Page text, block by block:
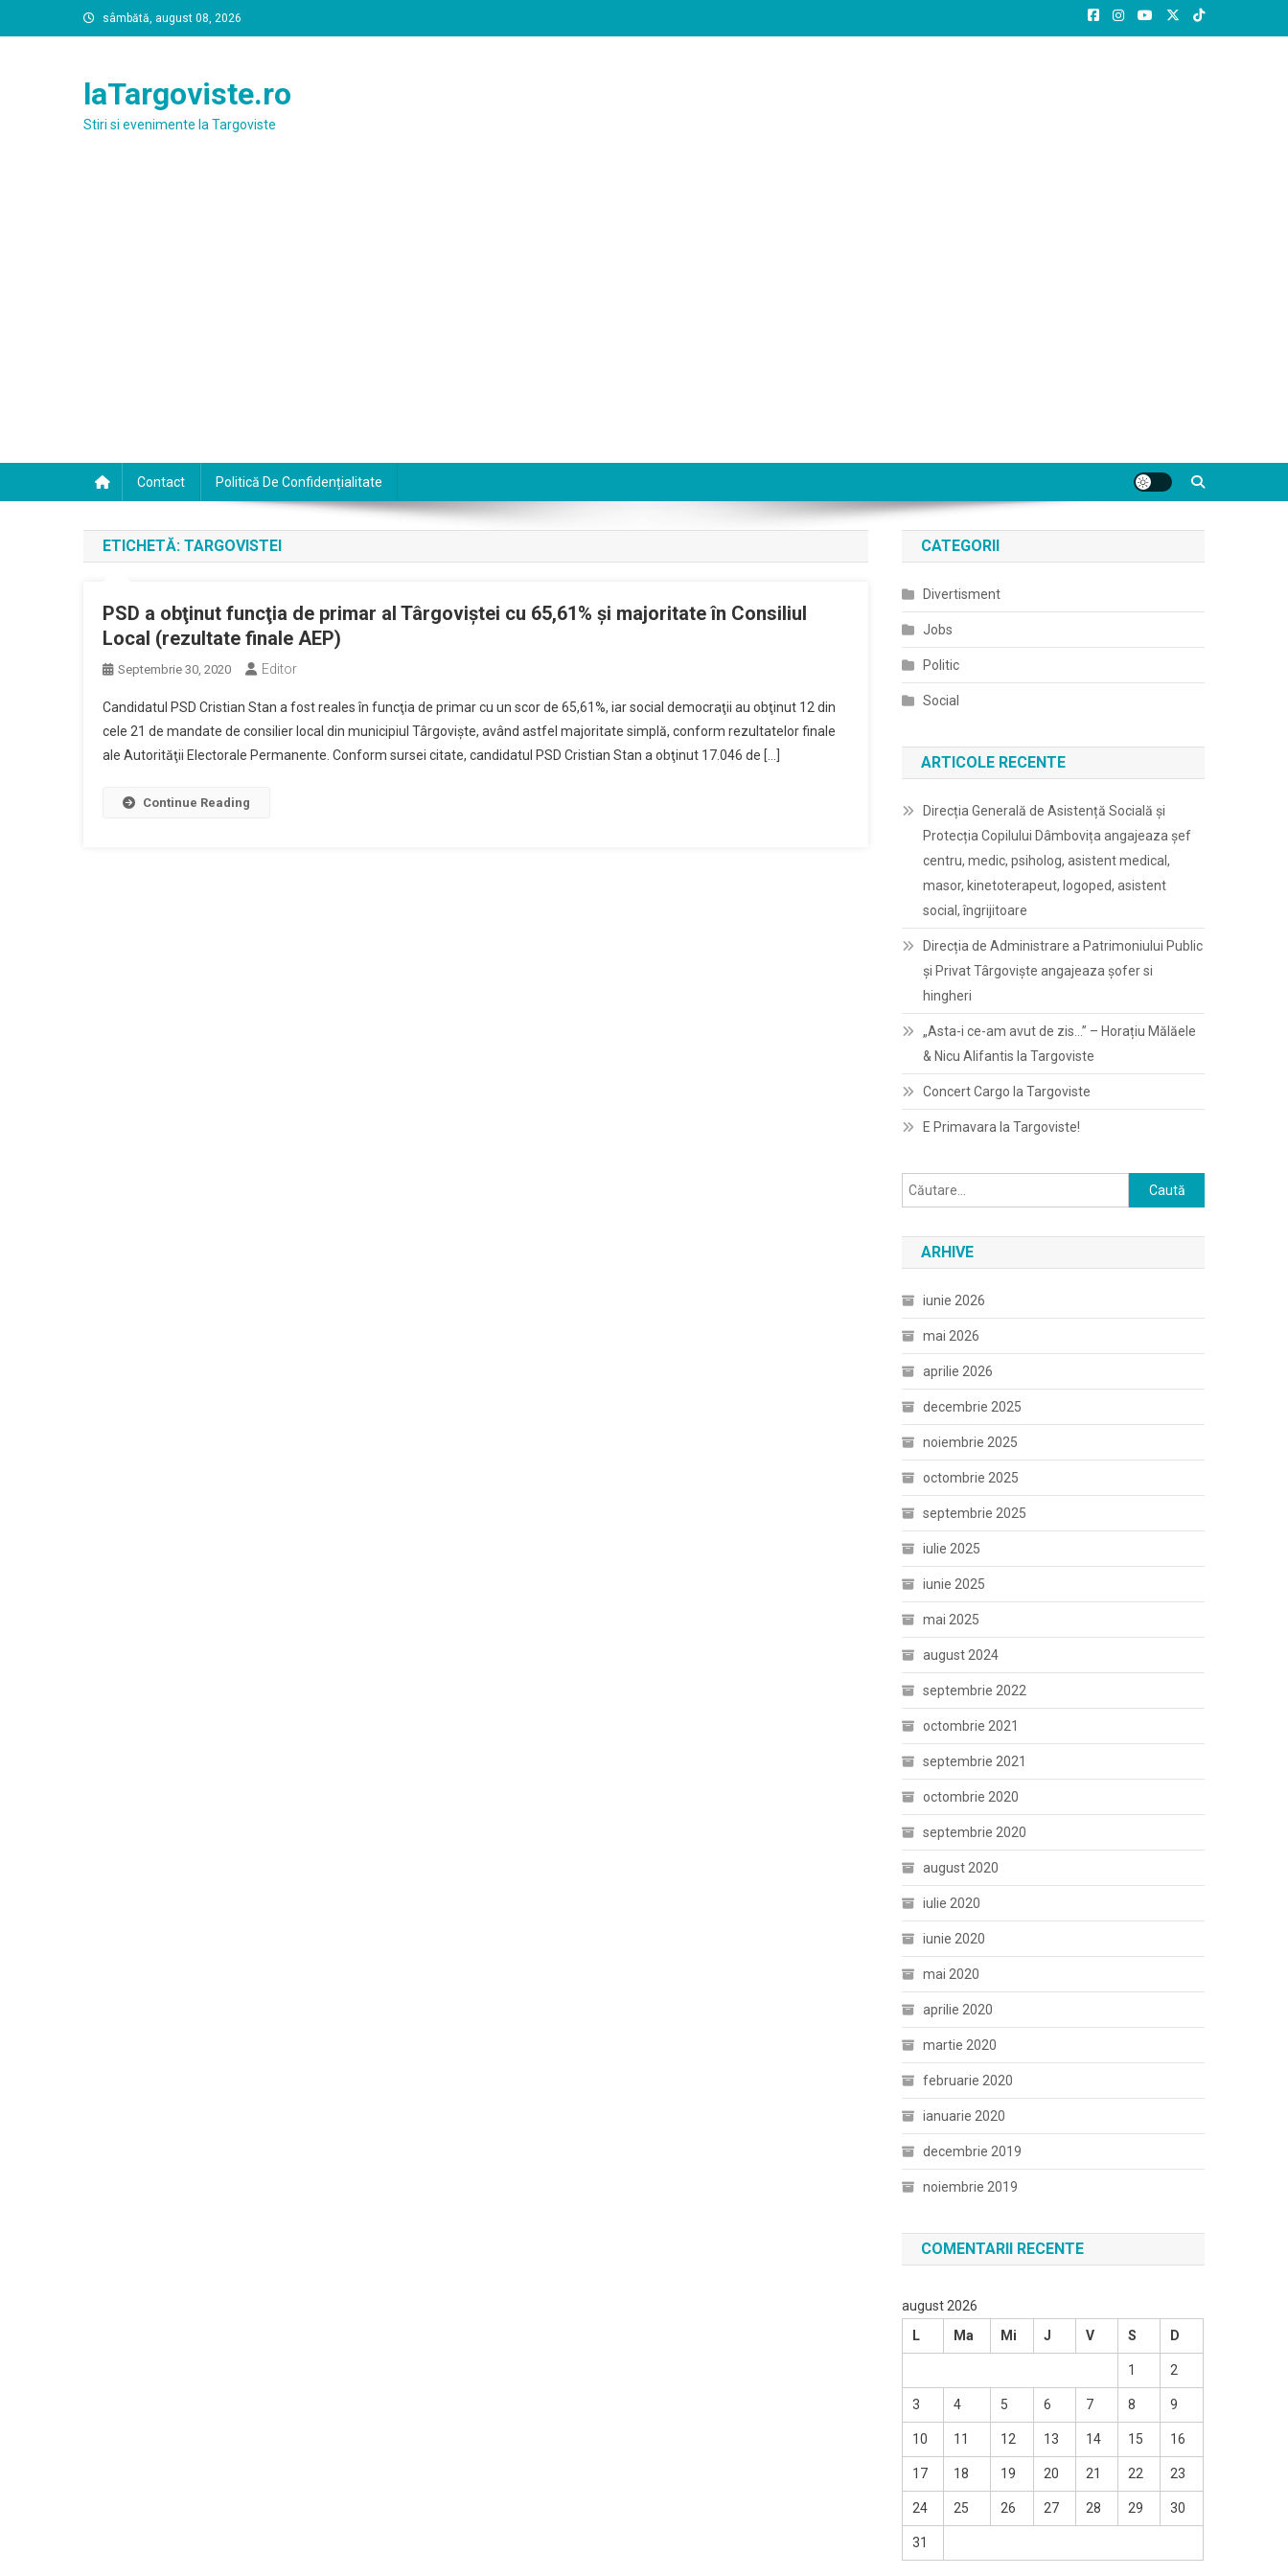
to
sâmbătă, august 08, 2026
laTargoviste.ro
Stiri si evenimente la Targoviste
Contact Politică De Confidențialitate
ETICHETĂ: TARGOVISTEI
PSD a obţinut funcţia de primar al Târgoviştei cu 65,61% şi majoritate în Consiliul
Local (rezultate finale AEP)
Septembrie 30, 2020 Editor
Candidatul PSD Cristian Stan a fost reales în funcţia de primar cu un scor de 65,61%, iar social democraţii au obţinut 12 din
cele 21 de mandate de consilier local din municipiul Târgovişte, având astfel majoritate simplă, conform rezultatelor finale
ale Autorităţii Electorale Permanente. Conform sursei citate, candidatul PSD Cristian Stan a obţinut 17.046 de […]
Continue Reading
CATEGORII
Divertisment
Jobs
Politic
Social
ARTICOLE RECENTE
Direcția Generală de Asistență Socială și
Protecția Copilului Dâmbovița angajeaza șef
centru, medic, psiholog, asistent medical,
masor, kinetoterapeut, logoped, asistent
social, îngrijitoare
Direcția de Administrare a Patrimoniului Public
și Privat Târgoviște angajeaza șofer si
hingheri
„Asta-i ce-am avut de zis…” – Horațiu Mălăele
& Nicu Alifantis la Targoviste
Concert Cargo la Targoviste
E Primavara la Targoviste!
Caută
după:
ARHIVE
iunie 2026
mai 2026
aprilie 2026
decembrie 2025
noiembrie 2025
octombrie 2025
septembrie 2025
iulie 2025
iunie 2025
mai 2025
august 2024
septembrie 2022
octombrie 2021
septembrie 2021
octombrie 2020
septembrie 2020
august 2020
iulie 2020
iunie 2020
mai 2020
aprilie 2020
martie 2020
februarie 2020
ianuarie 2020
decembrie 2019
noiembrie 2019
COMENTARII RECENTE
august 2026
L
Ma Mi J V S D
1 2
3 4 5 6 7 8 9
10 11 12 13 14 15 16
17 18 19 20 21 22 23
24 25 26 27 28 29 30
31